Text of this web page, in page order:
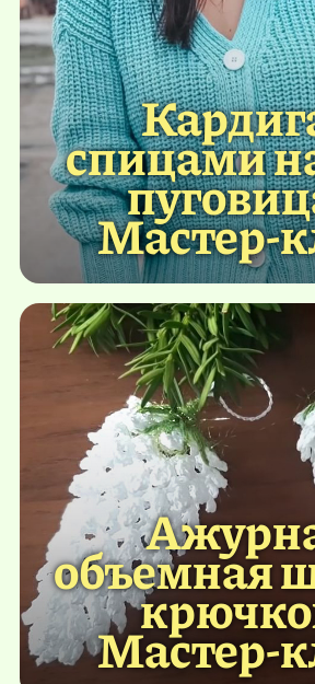
спицами
Мастер-
объемная
Мастер-